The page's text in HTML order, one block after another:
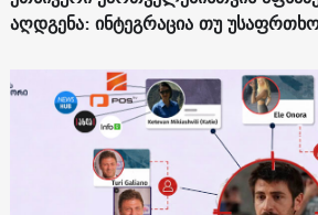
აღდგენა: ინტეგრაცია თუ